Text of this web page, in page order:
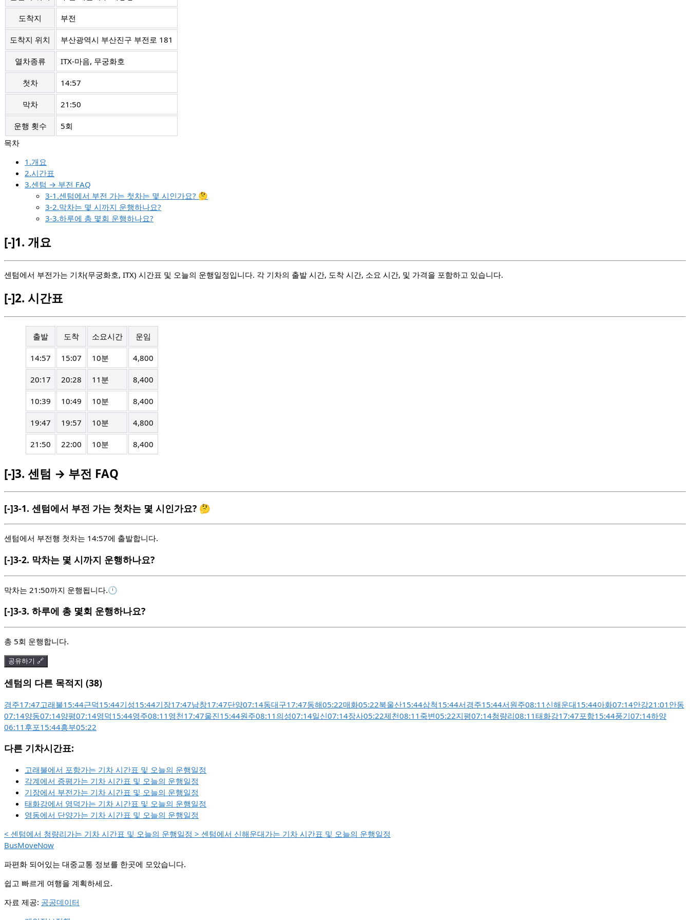
도착지 부전
도착지 위치 부산광역시 부산진구 부전로 181
열차종류 ITX-마음, 무궁화호
첫차 14:57
막차 21:50
운행 횟수 5회
1.개요
2.시간표
3.센텀 → 부전 FAQ
3-1.센텀에서 부전 가는 첫차는 몇 시인가요? 🤔
3-2.막차는 몇 시까지 운행하나요?
3-3.하루에 총 몇회 운행하나요?
[-]1. 개요
센텀에서 부전가는 기차(무궁화호, ITX) 시간표 및 오늘의 운행일정입니다. 각 기차의 출발 시간, 도착 시간, 소요 시간, 및 가격을 포함하고 있습니다.
[-]2. 시간표
출발 도착 소요시간 운임
14:57 15:07 10분 4,800
20:17 20:28 11분 8,400
10:39 10:49 10분 8,400
19:47 19:57 10분 4,800
21:50 22:00 10분 8,400
[-]3. 센텀 → 부전 FAQ
[-]3-1. 센텀에서 부전 가는 첫차는 몇 시인가요? 🤔
센텀에서 부전행 첫차는 14:57에 출발합니다.
[-]3-2. 막차는 몇 시까지 운행하나요?
막차는 21:50까지 운행됩니다.🕛
[-]3-3. 하루에 총 몇회 운행하나요?
총 5회 운행합니다.
공유하기 🔗
센텀의 다른 목적지 (38)
경주17:47고래불15:44근덕15:44기성15:44기장17:47남창17:47단양07:14동대구17:47동해05:22매화05:22북울산15:44삼척15:44서경주15:44서원주08:11 신해운대15:44아화07:14안강21:01 안동
07:14양동07:14양평07:14영덕15:44영주08:11 영천17:47울진15:44원주08:11 의성07:14일신07:14장사05:22제천08:11 죽변05:22지평07:14청량리08:11태화강17:47포항15:44풍기07:14하양
06:11 후포15:44흥부05:22
다른 기차시간표:
고래불에서 포항가는 기차 시간표 및 오늘의 운행일정
각계에서 증평가는 기차 시간표 및 오늘의 운행일정
기장에서 부전가는 기차 시간표 및 오늘의 운행일정
태화강에서 영덕가는 기차 시간표 및 오늘의 운행일정
영동에서 단양가는 기차 시간표 및 오늘의 운행일정
< 센텀에서 청량리가는 기차 시간표 및 오늘의 운행일정 > 센텀에서 신해운대가는 기차 시간표 및 오늘의 운행일정
BusMoveNow
파편화 되어있는 대중교통 정보를 한곳에 모았습니다.
쉽고 빠르게 여행을 계획하세요.
자료 제공: 공공데이터